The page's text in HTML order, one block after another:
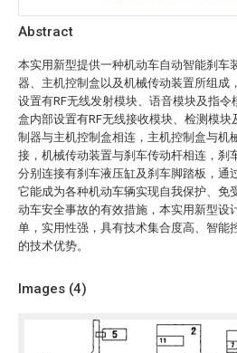
Abstract
本实用新型提供一种机动车自动智能刹车
器、主机控制盒以及机械传动装置所组成
设置有RF无线发射模块、语音模块及指令
盒内部设置有RF无线接收模块、检测模块
制器与主机控制盒相连，主机控制盒与机
接，机械传动装置与刹车传动杆相连，刹
分别连接有刹车液压缸及刹车脚踏板，通
它能成为各种机动车辆实现自我保护、免
动车安全事故的有效措施，本实用新型设
单，实用性强，具有技术集合度高、智能
的技术优势。
Images (4)